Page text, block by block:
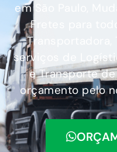
em São Paulo,
Fretes para
Transportadora,
serviços de
e Transporte
orçamento pelo